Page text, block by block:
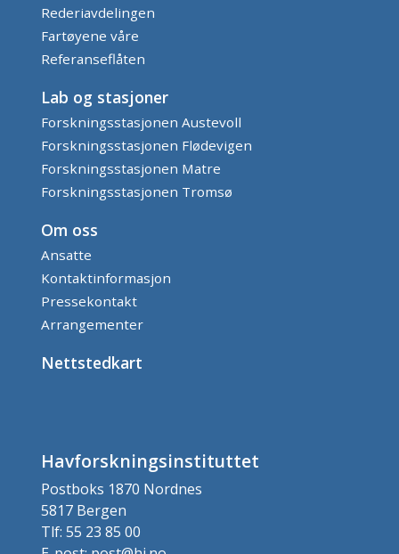
Rederiavdelingen
Fartøyene våre
Referanseflåten
Lab og stasjoner
Forskningsstasjonen Austevoll
Forskningsstasjonen Flødevigen
Forskningsstasjonen Matre
Forskningsstasjonen Tromsø
Om oss
Ansatte
Kontaktinformasjon
Pressekontakt
Arrangementer
Nettstedkart
Havforskningsinstituttet
Postboks 1870 Nordnes
5817 Bergen
Tlf: 55 23 85 00